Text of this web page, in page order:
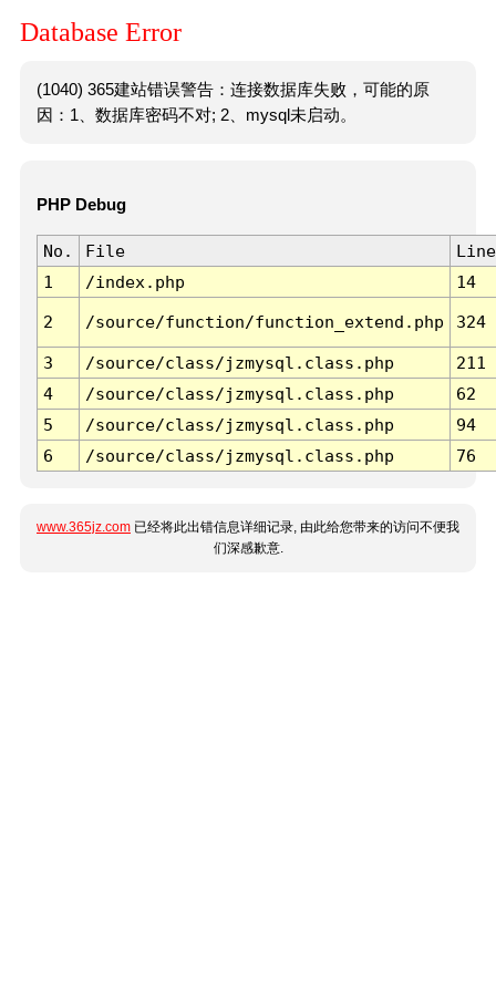
Database Error
(1040) 365建站错误警告：连接数据库失败，可能的原
因：1、数据库密码不对; 2、mysql未启动。
PHP Debug
No. File
Line
1
/index.php 14
2 /source/function/function_extend.php 324
3 /source/class/jzmysql.class.php
211
4
/source/class/jzmysql.class.php
62
5
/source/class/jzmysql.class.php
94
6
/source/class/jzmysql.class.php 76
www.365jz.com 已经将此出错信息详细记录, 由此给您带来的访问不便我
们深感歉意.